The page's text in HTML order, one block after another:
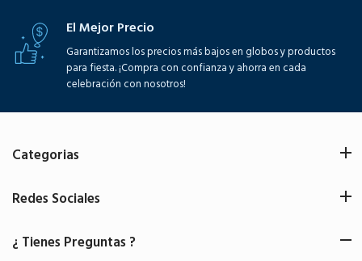
El Mejor Precio
Garantizamos los precios más bajos en globos y productos
para fiesta. ¡Compra con confianza y ahorra en cada
celebración con nosotros!
Categorias
Redes Sociales
¿ Tienes Preguntas ?